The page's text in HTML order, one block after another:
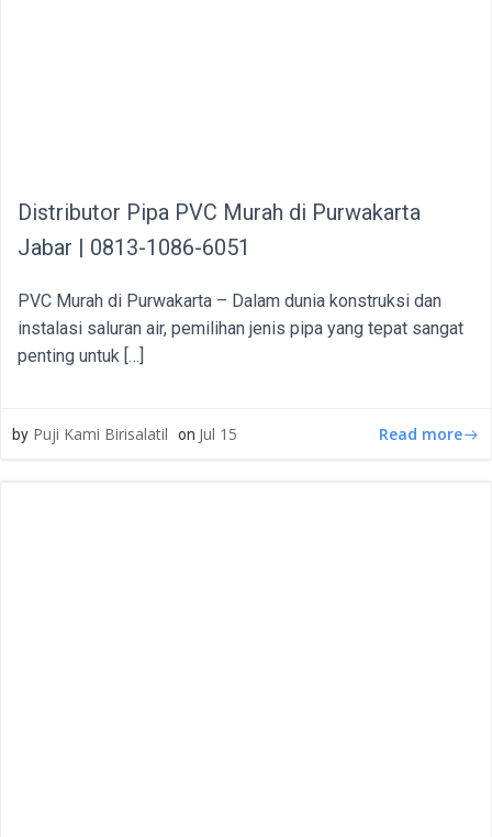
Distributor Pipa PVC Murah di Purwakarta
Jabar | 0813-1086-6051
PVC Murah di Purwakarta – Dalam dunia konstruksi dan
instalasi saluran air, pemilihan jenis pipa yang tepat sangat
penting untuk […]
by Puji Kami Birisalatil on Jul 15 Read more